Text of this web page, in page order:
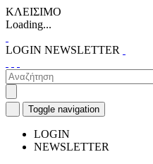
ΚΛΕΙΣΙΜΟ
Loading...
LOGIN NEWSLETTER
Toggle navigation
LOGIN
NEWSLETTER